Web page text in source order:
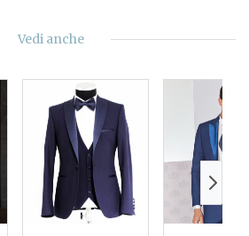
Vedi anche